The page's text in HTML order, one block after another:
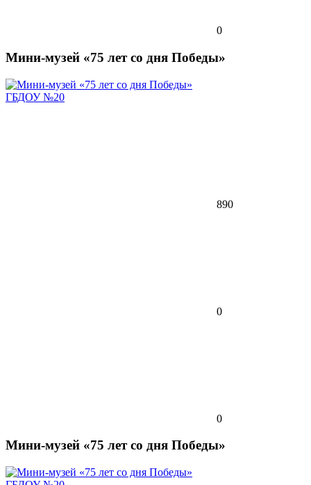
0
Мини-музей «75 лет со дня Победы»
ГБДОУ №20
890
0
0
Мини-музей «75 лет со дня Победы»